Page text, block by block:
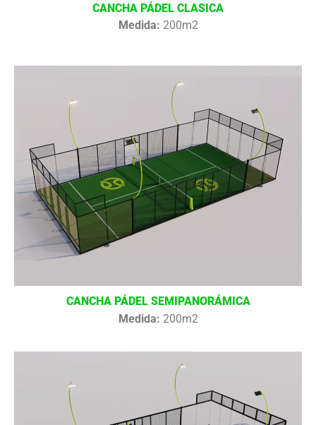
CANCHA PÁDEL CLASICA
Medida: 200m2
CANCHA PÁDEL SEMIPANORÁMICA
Medida: 200m2